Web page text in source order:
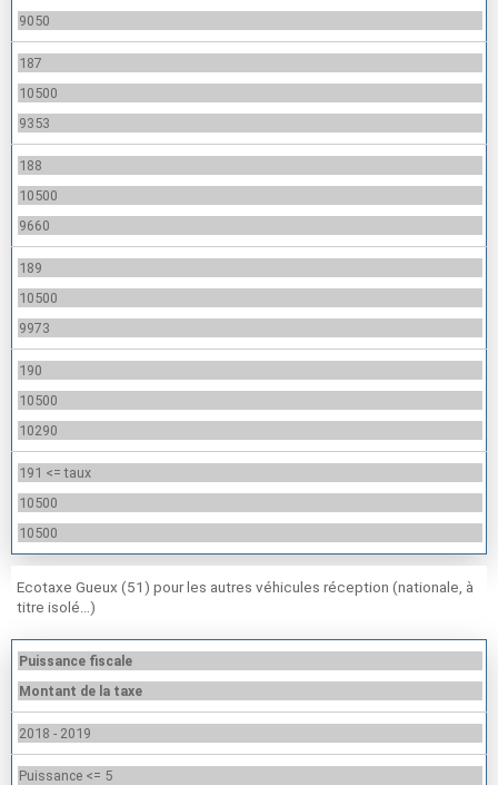
9050
187
10500
9353
188
10500
9660
189
10500
9973
190
10500
10290
191 <= taux
10500
10500
Ecotaxe Gueux (51) pour les autres véhicules réception (nationale, à
titre isolé…)
Puissance fiscale
Montant de la taxe
2018 - 2019
Puissance <= 5